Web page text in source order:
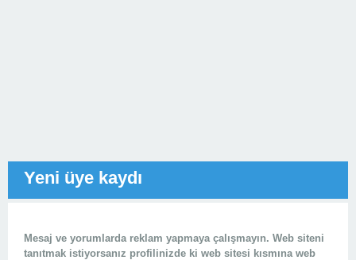
Yeni üye kaydı
Mesaj ve yorumlarda reklam yapmaya çalışmayın. Web siteni
tanıtmak istiyorsanız profilinizde ki web sitesi kısmına web